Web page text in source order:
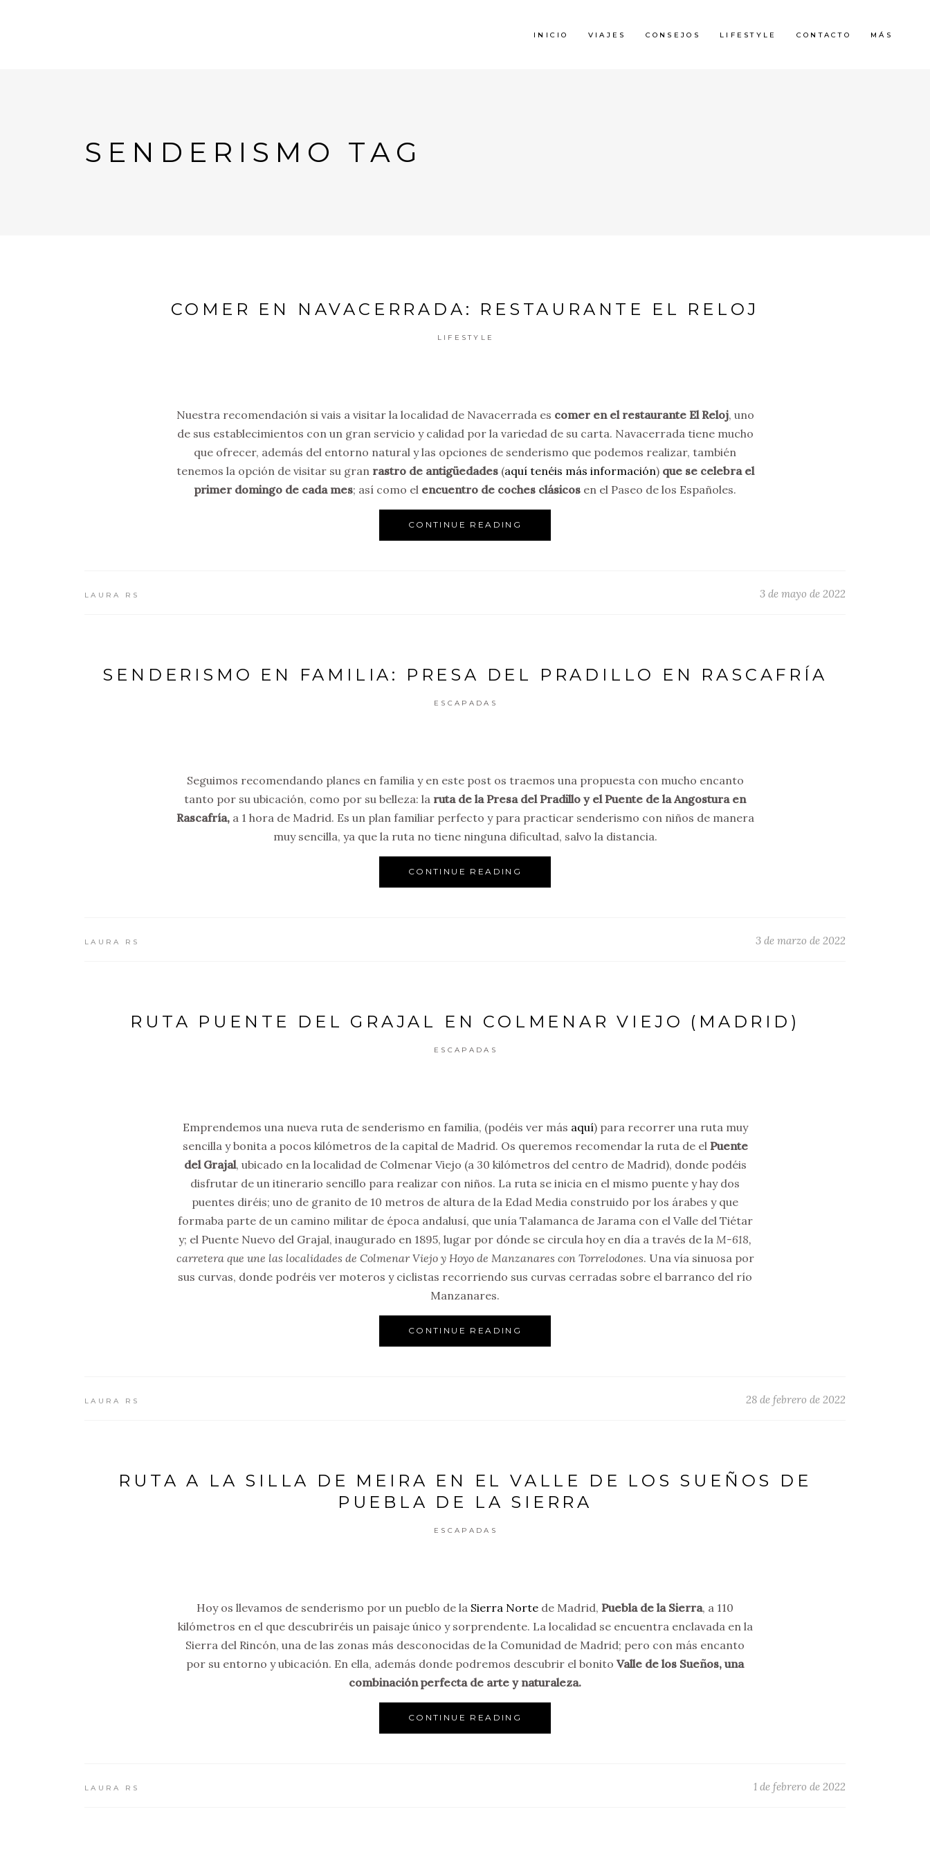
INICIO VIAJES CONSEJOS LIFESTYLE CONTACTO MÁS
SENDERISMO TAG
COMER EN NAVACERRADA: RESTAURANTE EL RELOJ
LIFESTYLE
Nuestra recomendación si vais a visitar la localidad de Navacerrada es comer en el restaurante El Reloj, uno
de sus establecimientos con un gran servicio y calidad por la variedad de su carta. Navacerrada tiene mucho
que ofrecer, además del entorno natural y las opciones de senderismo que podemos realizar, también
tenemos la opción de visitar su gran rastro de antigüedades (aquí tenéis más información)que se celebra el
primer domingo de cada mes; así como el encuentro de coches clásicosen el Paseo de los Españoles.
CONTINUE READING
LAURA RS 3 de mayo de 2022
SENDERISMO EN FAMILIA: PRESA DEL PRADILLO EN RASCAFRÍA
ESCAPADAS
Seguimos recomendando planes en familia y en este post os traemos una propuesta con mucho encanto
tanto por su ubicación, como por su belleza: la ruta de la Presa del Pradillo y el Puente de la Angostura en
Rascafría, a 1 hora de Madrid. Es un plan familiar perfecto y para practicar senderismo con niños de manera
muy sencilla, ya que la ruta no tiene ninguna dificultad, salvo la distancia.
CONTINUE READING
LAURA RS 3 de marzo de 2022
RUTA PUENTE DEL GRAJAL EN COLMENAR VIEJO (MADRID)
ESCAPADAS
Emprendemos una nueva ruta de senderismo en familia, (podéis ver más aquí) para recorrer una ruta muy
sencilla y bonita a pocos kilómetros de la capital de Madrid. Os queremos recomendar la ruta de el Puente
del Grajal, ubicado en la localidad de Colmenar Viejo (a 30 kilómetros del centro de Madrid), donde podéis
disfrutar de un itinerario sencillo para realizar con niños. La ruta se inicia en el mismo puente y hay dos
puentes diréis; uno de granito de 10 metros de altura de la Edad Media construido por los árabes y que
formaba parte de un camino militar de época andalusí, que unía Talamanca de Jarama con el Valle del Tiétar
y; el Puente Nuevo del Grajal, inaugurado en 1895, lugar por dónde se circula hoy en día a través de la M-618,
carretera que une las localidades de Colmenar Viejo y Hoyo de Manzanares con Torrelodones. Una vía sinuosa por
sus curvas, donde podréis ver moteros y ciclistas recorriendo sus curvas cerradas sobre el barranco del río
Manzanares.
CONTINUE READING
LAURA RS 28 de febrero de 2022
RUTA A LA SILLA DE MEIRA EN EL VALLE DE LOS SUEÑOS DE
PUEBLA DE LA SIERRA
ESCAPADAS
Hoy os llevamos de senderismo por un pueblo de la Sierra Norte de Madrid, Puebla de la Sierra, a 110
kilómetros en el que descubriréis un paisaje único y sorprendente. La localidad se encuentra enclavada en la
Sierra del Rincón, una de las zonas más desconocidas de la Comunidad de Madrid; pero con más encanto
por su entorno y ubicación. En ella, además donde podremos descubrir el bonito Valle de los Sueños, una
combinación perfecta de arte y naturaleza.
CONTINUE READING
LAURA RS 1 de febrero de 2022